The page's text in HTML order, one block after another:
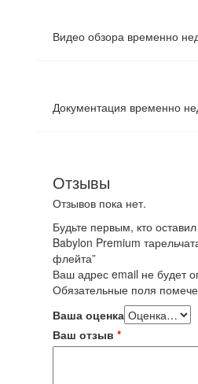
Видео обзора временно
Документация временно
Отзывы
Отзывов пока нет.
Будьте первым, кто
Babylon Premium
флейта”
Ваш адрес email не будет
Обязательные поля
Ваша оценка
Ваш отзыв*